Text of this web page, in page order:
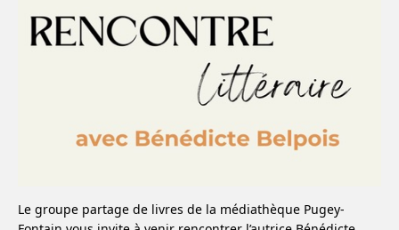
Le groupe partage de livres de la médiathèque Pugey-